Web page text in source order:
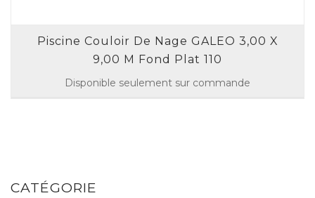
Piscine Couloir De Nage GALEO 3,00 X
9,00 M Fond Plat 110
Disponible seulement sur commande
CATÉGORIE